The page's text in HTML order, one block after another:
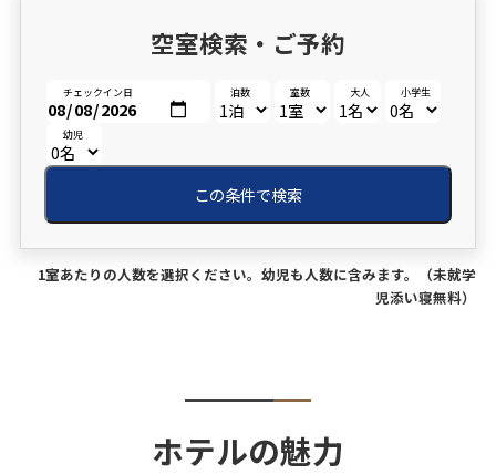
空室検索・ご予約
チェックイン日 泊数 室数 大人 小学生
幼児
この条件で検索
1室あたりの人数を選択ください。幼児も人数に含みます。（未就学
児添い寝無料）
ホテルの魅力